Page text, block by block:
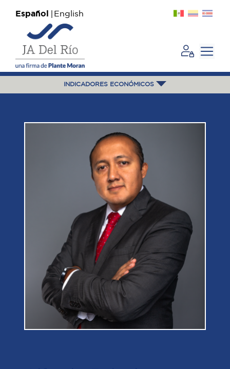
Español English
INDICADORES ECONÓMICOS